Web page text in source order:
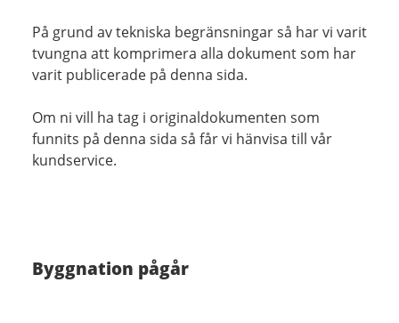
På grund av tekniska begränsningar så har vi varit
tvungna att komprimera alla dokument som har
varit publicerade på denna sida.
Om ni vill ha tag i originaldokumenten som
funnits på denna sida så får vi hänvisa till vår
kundservice.
Byggnation pågår